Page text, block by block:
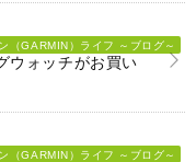
（GARMIN）ライフ ～ブログ～
ウォッチがお買い
（GARMIN）ライフ ～ブログ～